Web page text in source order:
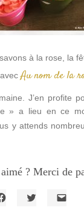
à la rose, la
Aunom de la
J’en profite
» a lieu en ce
y attends
? Merci de